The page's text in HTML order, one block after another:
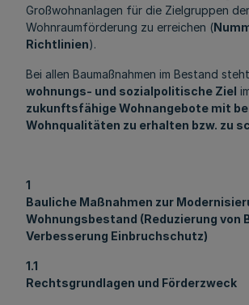
Großwohnanlagen für die Zielgruppen
Wohnraumförderung zu erreichen (
Richtlinien).
Bei allen Baumaßnahmen im Bestand
wohnungs- und sozialpolitische Ziel
zukunftsfähige Wohnangebote mit
Wohnqualitäten zu erhalten bzw. zu
1
Bauliche Maßnahmen zur
Wohnungsbestand (Reduzierung von
Verbesserung Einbruchschutz)
1.1
Rechtsgrundlagen und Förderzweck